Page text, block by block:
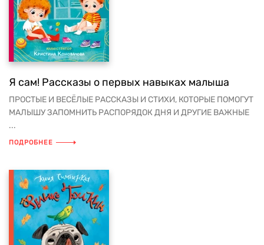
Я сам! Рассказы о первых навыках малыша
ПРОСТЫЕ И ВЕСЁЛЫЕ РАССКАЗЫ И СТИХИ, КОТОРЫЕ ПОМОГУТ
МАЛЫШУ ЗАПОМНИТЬ РАСПОРЯДОК ДНЯ И ДРУГИЕ ВАЖНЫЕ
...
ПОДРОБНЕЕ